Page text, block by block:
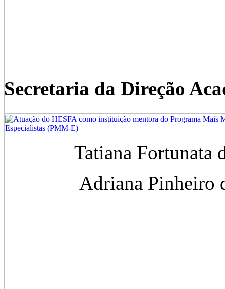
Secretaria da Direção
Tatiana Fortunata
Adriana Pinheiro